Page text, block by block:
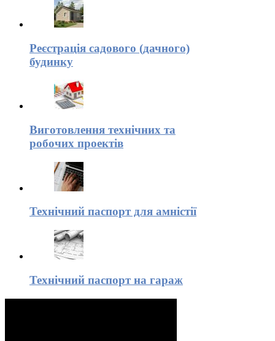
Реєстрація садового (дачного)
будинку
Виготовлення технічних та
робочих проектів
Технічний паспорт для амністії
Технічний паспорт на гараж